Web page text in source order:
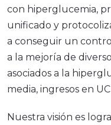
con hiperglucemia,
unificado y
a conseguir un
a la mejoría de
asociados a la
media, ingresos en
Nuestra visión es